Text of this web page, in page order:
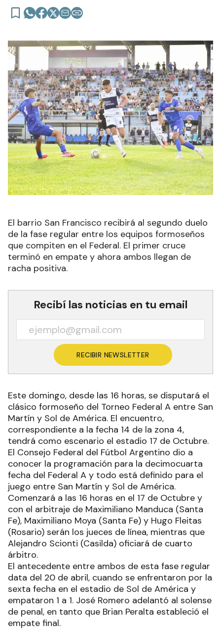
El barrio San Francisco recibirá al segundo duelo
de la fase regular entre los equipos formoseños
que compiten en el Federal. El primer cruce
terminó en empate y ahora ambos llegan de
racha positiva.
Recibí las noticias en tu email
RECIBIR NEWSLETTER
Este domingo, desde las 16 horas, se disputará el
clásico formoseño del Torneo Federal A entre San
Martín y Sol de América. El encuentro,
correspondiente a la fecha 14 de la zona 4,
tendrá como escenario el estadio 17 de Octubre.
El Consejo Federal del Fútbol Argentino dio a
conocer la programación para la decimocuarta
fecha del Federal A y todo está definido para el
juego entre San Martín y Sol de América.
Comenzará a las 16 horas en el 17 de Octubre y
con el arbitraje de Maximiliano Manduca (Santa
Fe), Maximiliano Moya (Santa Fe) y Hugo Fleitas
(Rosario) serán los jueces de línea, mientras que
Alejandro Scionti (Casilda) oficiará de cuarto
árbitro.
El antecedente entre ambos de esta fase regular
data del 20 de abril, cuando se enfrentaron por la
sexta fecha en el estadio de Sol de América y
empataron 1 a 1. José Romero adelantó al solense
de penal, en tanto que Brian Peralta estableció el
empate final.